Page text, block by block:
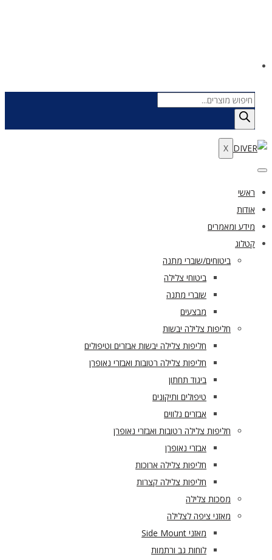
Products
search
X
ראשי
אודות
מידע ומאמרים
קטלוג
ביטוחים/שוברי מתנה
ביטוחי צלילה
שוברי מתנה
מבצעים
חליפות צלילה יבשות
חליפות צלילה יבשות אבזרים וטיפולים
חליפות צלילה רטובות ואבזרי נאופרן
ביגוד תחתון
טיפולים ותיקונים
אבזרים נלווים
חליפות צלילה רטובות ואבזרי נאופרן
אבזרי נאופרן
חליפות צלילה ארוכות
חליפות צלילה קצרות
מסכות צלילה
מאזני ציפה לצלילה
מאזני Side Mount
לוחות גב ורתמות